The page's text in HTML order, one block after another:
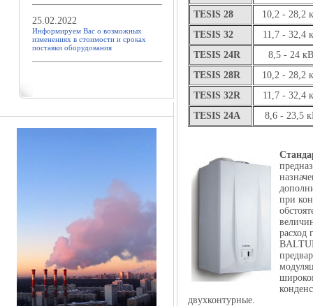
25.02.2022
Информируем Вас о возможных
изменениях в стоимости и сроках
поставки оборудования
TESIS 28
10,2 - 28,2
TESIS 32
11,7 - 32,4
TESIS 24R
8,5 - 24
TESIS 28R
10,2 - 28,2
TESIS 32R
11,7 - 32,4
TESIS 24A
8,6 - 23,5
при
расход
двухконтурные.